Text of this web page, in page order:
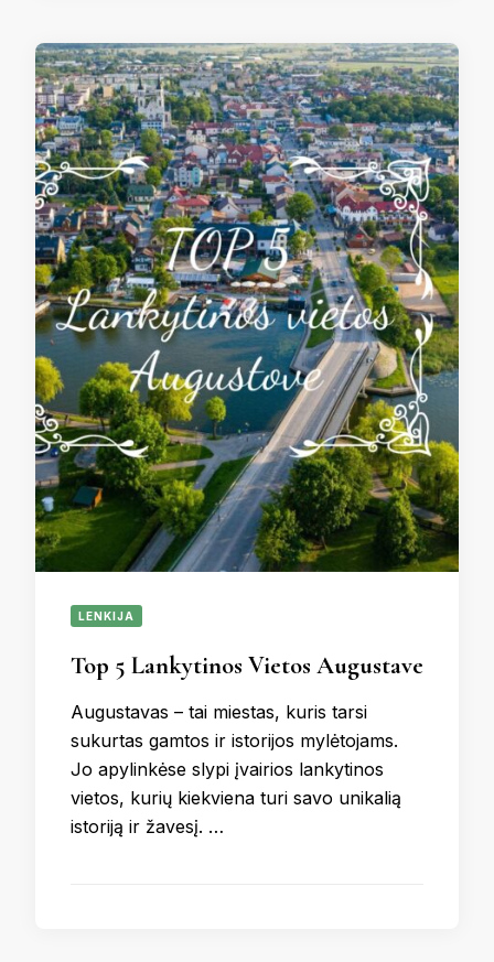
LENKIJA
Top 5 Lankytinos Vietos Augustave
Augustavas – tai miestas, kuris tarsi
sukurtas gamtos ir istorijos mylėtojams.
Jo apylinkėse slypi įvairios lankytinos
vietos, kurių kiekviena turi savo unikalią
istoriją ir žavesį. …